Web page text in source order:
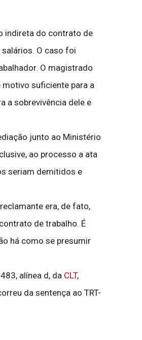
indireta do contrato de
O caso foi
O magistrado
motivo suficiente para a
a sobrevivência dele e
junto ao Ministério
ao processo a ata
seriam demitidos e
era, de fato,
de trabalho. É
há como se presumir
alínea d, da CLT,
da sentença ao TRT-